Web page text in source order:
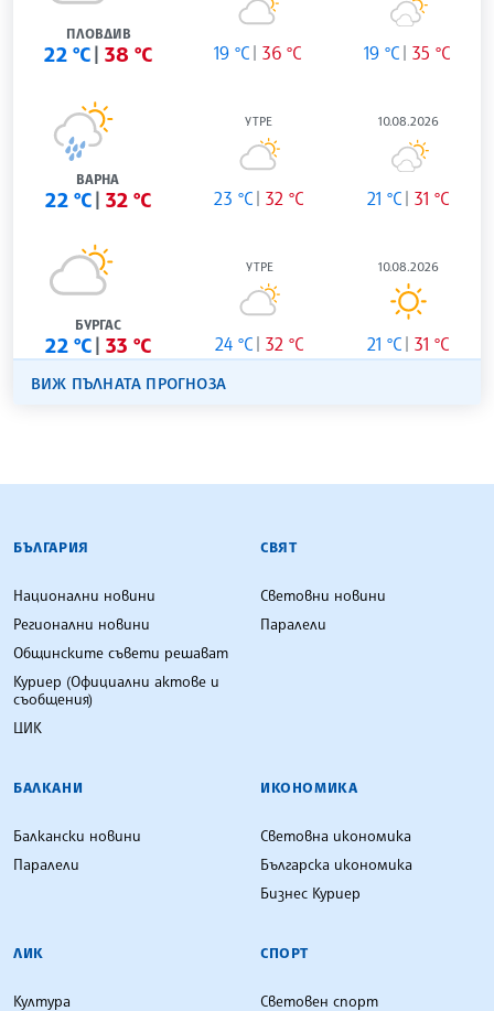
ПЛОВДИВ
22 °C 38 °C 19 °C 36 °C 19 °C 35 °C
ВАРНА
22 °C 32 °C
УТРЕ
23 °C 32 °C
10.08.2026
21 °C 31 °C
БУРГАС
22 °C 33 °C
УТРЕ
24 °C 32 °C
10.08.2026
21 °C 31 °C
ВИЖ ПЪЛНАТА ПРОГНОЗА
БЪЛГАРСКА ТЕЛЕГРАФНА АГЕНЦИЯ
БЪЛГАРИЯ
Национални новини
Регионални новини
Общинските съвети решават
Куриер (Официални актове и
съобщения)
ЦИК
СВЯТ
Световни новини
Паралели
БАЛКАНИ
Балкански новини
Паралели
ИКОНОМИКА
Световна икономика
Българска икономика
Бизнес Куриер
ЛИК
Култура
СПОРТ
Световен спорт